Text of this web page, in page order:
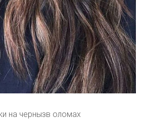
на чернызв оломах